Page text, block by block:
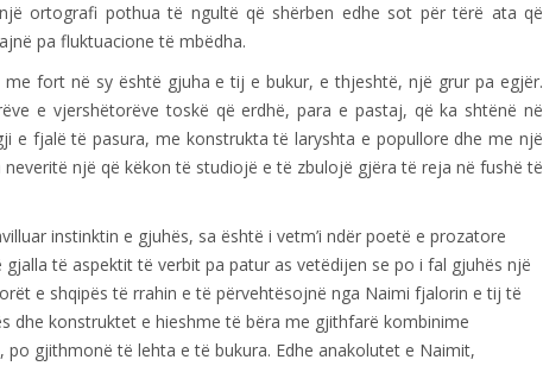
ortografi pothua të ngultë që shërben edhe sot për tërë ata që
pa fluktuacione të mbëdha.
fort në sy është gjuha e tij e bukur, e thjeshtë, një grur pa egjër.
e vjershëtorëve toskë që erdhë, para e pastaj, që ka shtënë në
e fjalë të pasura, me konstrukta të laryshta e popullore dhe me një
një që këkon të studiojë e të zbulojë gjëra të reja në fushë të
instinktin e gjuhës, sa është i vetm’i ndër poetë e prozatore
gjalla të aspektit të verbit pa patur as vetëdijen se po i fal gjuhës një
e shqipës të rrahin e të përvehtësojnë nga Naimi fjalorin e tij të
dhe konstruktet e hieshme të bëra me gjithfarë kombinime
gjithmonë të lehta e të bukura. Edhe anakolutet e Naimit,